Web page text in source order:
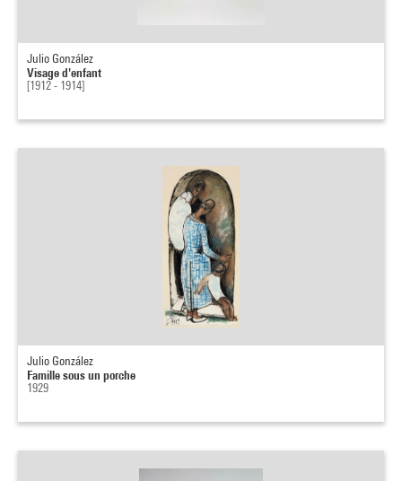
Julio González
Visage d'enfant
[1912 - 1914]
Julio González
Famille sous un porche
1929